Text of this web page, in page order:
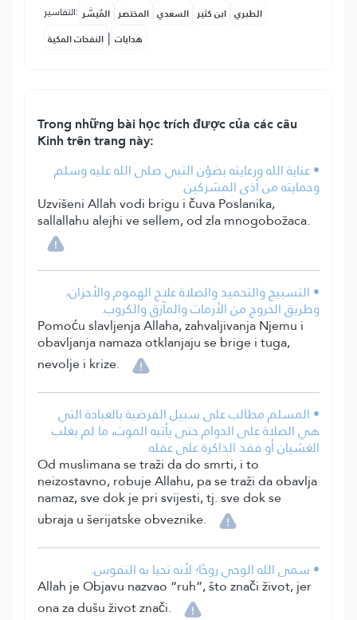
التفاسير: المُيسَّر المختصر السعدي ابن كثير الطبري
النفحات المكية | هدايات
Trong những bài học trích được của các câu
Kinh trên trang này:
• عناية الله ورعايته بصَوْن النبي صلى الله عليه وسلم
وحمايته من أذى المشركين.
Uzvišeni Allah vodi brigu i čuva Poslanika,
sallallahu alejhi ve sellem, od zla mnogobožaca.
• التسبيح والتحميد والصلاة علاج الهموم والأحزان،
وطريق الخروج من الأزمات والمآزق والكروب.
Pomoću slavljenja Allaha, zahvaljivanja Njemu i
obavljanja namaza otklanjaju se brige i tuga,
nevolje i krize.
• المسلم مطالب على سبيل الفرضية بالعبادة التي
هي الصلاة على الدوام حتى يأتيه الموت، ما لم يغلب
الغشيان أو فقد الذاكرة على عقله.
Od muslimana se traži da do smrti, i to
neizostavno, robuje Allahu, pa se traži da obavlja
namaz, sve dok je pri svijesti, tj. sve dok se
ubraja u šerijatske obveznike.
• سمى الله الوحي روحًا؛ لأنه تحيا به النفوس.
Allah je Objavu nazvao “ruh”, što znači život, jer
ona za dušu život znači.